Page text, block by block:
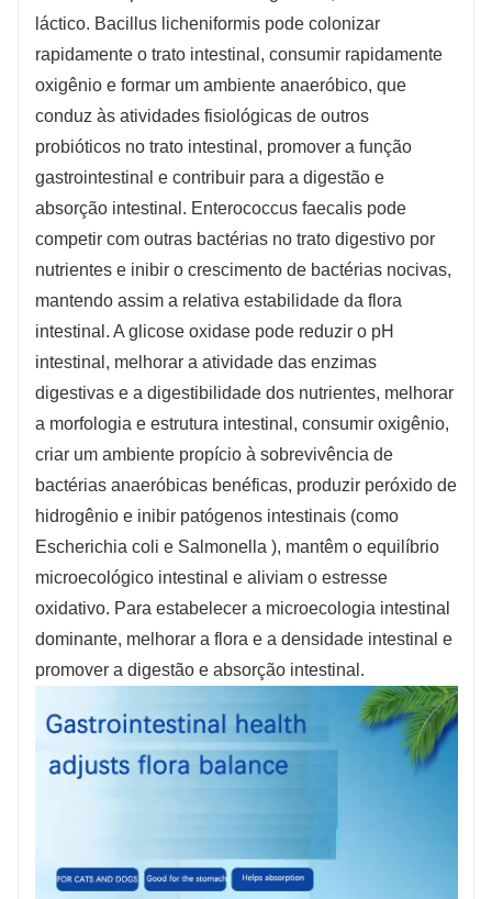
láctico. Bacillus licheniformis pode colonizar
rapidamente o trato intestinal, consumir rapidamente
oxigênio e formar um ambiente anaeróbico, que
conduz às atividades fisiológicas de outros
probióticos no trato intestinal, promover a função
gastrointestinal e contribuir para a digestão e
absorção intestinal. Enterococcus faecalis pode
competir com outras bactérias no trato digestivo por
nutrientes e inibir o crescimento de bactérias nocivas,
mantendo assim a relativa estabilidade da flora
intestinal. A glicose oxidase pode reduzir o pH
intestinal, melhorar a atividade das enzimas
digestivas e a digestibilidade dos nutrientes, melhorar
a morfologia e estrutura intestinal, consumir oxigênio,
criar um ambiente propício à sobrevivência de
bactérias anaeróbicas benéficas, produzir peróxido de
hidrogênio e inibir patógenos intestinais (como
Escherichia coli e Salmonella ), mantêm o equilíbrio
microecológico intestinal e aliviam o estresse
oxidativo. Para estabelecer a microecologia intestinal
dominante, melhorar a flora e a densidade intestinal e
promover a digestão e absorção intestinal.